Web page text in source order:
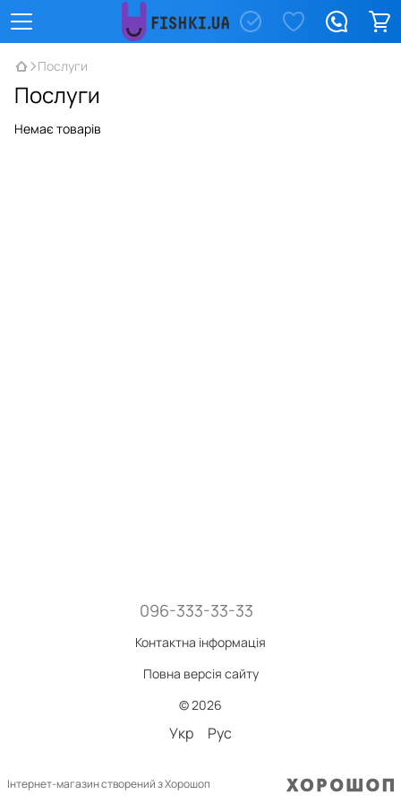
Послуги
Послуги
Немає товарів
096-333-33-33
Контактна інформація
Повна версія сайту
© 2026
Укр Рус
Інтернет-магазин створений з Хорошоп